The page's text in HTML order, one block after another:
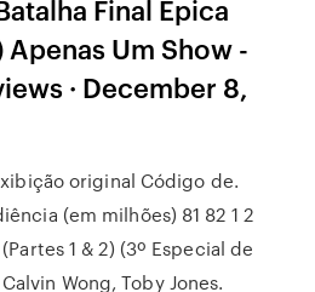
Final Épica
Um Show -
· December 8,
original Código de.
(em milhões) 81 82 1 2
1 & 2) (3º Especial de
Wong, Toby Jones.